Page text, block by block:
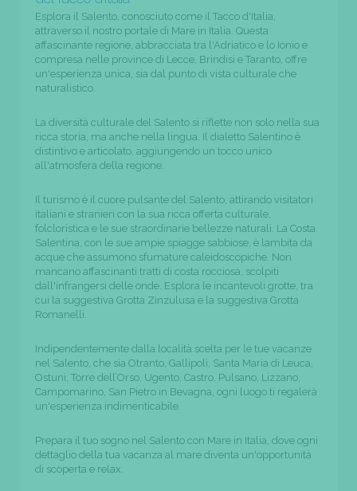
Esplora il Salento, conosciuto come il Tacco d'Italia,
attraverso il nostro portale di Mare in Italia. Questa
affascinante regione, abbracciata tra l'Adriatico e lo Ionio e
compresa nelle province di Lecce, Brindisi e Taranto, offre
un'esperienza unica, sia dal punto di vista culturale che
naturalistico.
La diversità culturale del Salento si riflette non solo nella sua
ricca storia, ma anche nella lingua. Il dialetto Salentino è
distintivo e articolato, aggiungendo un tocco unico
all'atmosfera della regione.
Il turismo è il cuore pulsante del Salento, attirando visitatori
italiani e stranieri con la sua ricca offerta culturale,
folcloristica e le sue straordinarie bellezze naturali. La Costa
Salentina, con le sue ampie spiagge sabbiose, è lambita da
acque che assumono sfumature caleidoscopiche. Non
mancano affascinanti tratti di costa rocciosa, scolpiti
dall'infrangersi delle onde. Esplora le incantevoli grotte, tra
cui la suggestiva Grotta Zinzulusa e la suggestiva Grotta
Romanelli.
Indipendentemente dalla località scelta per le tue vacanze
nel Salento, che sia Otranto, Gallipoli, Santa Maria di Leuca,
Ostuni, Torre dell’Orso, Ugento, Castro, Pulsano, Lizzano,
Campomarino, San Pietro in Bevagna, ogni luogo ti regalerà
un'esperienza indimenticabile.
Prepara il tuo sogno nel Salento con Mare in Italia, dove ogni
dettaglio della tua vacanza al mare diventa un'opportunità
di scoperta e relax.